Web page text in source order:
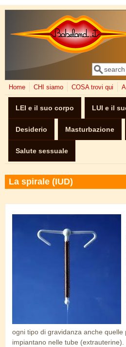
Salta al contenuto principale
Form
Cerca
Home CHI siamo COSA trovi qui
LEI e il suo corpo LUI e il
Desiderio Masturbazione
Salute sessuale
La spirale (IUD)
iud.jpg
ogni tipo di gravidanza anche quelle
impiantano nelle tube